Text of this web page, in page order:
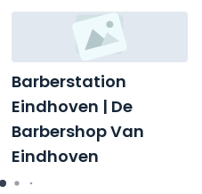
Barberstation
Eindhoven | De
Barbershop Van
Eindhoven
Aalsterweg 6